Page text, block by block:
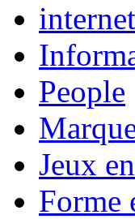
internet
People
Jeux
Forme